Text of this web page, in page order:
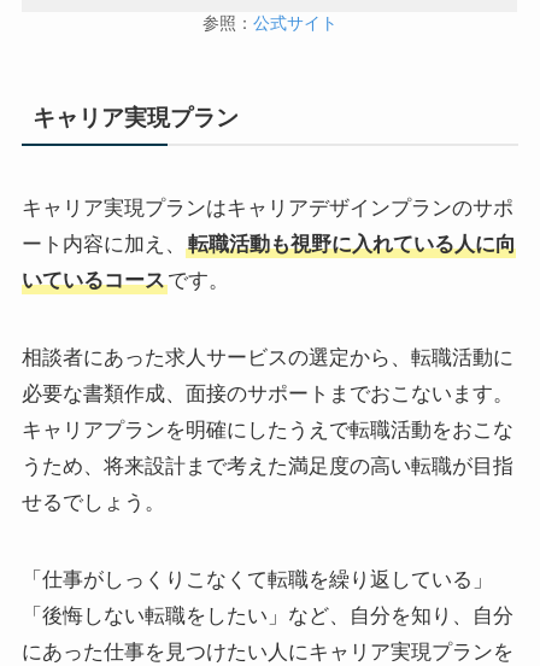
参照： 公式サイト
キャリア実現プラン
キャリア実現プランはキャリアデザインプランのサポ
ート内容に加え、
転職活動も視野に入れている人に向
いているコースです。
相談者にあった求人サービスの選定から、転職活動に
必要な書類作成、面接のサポートまでおこないます。
キャリアプランを明確にしたうえで転職活動をおこな
うため、将来設計まで考えた満足度の高い転職が目指
せるでしょう。
「仕事がしっくりこなくて転職を繰り返している」
「後悔しない転職をしたい」など、自分を知り、自分
にあった仕事を見つけたい人にキャリア実現プランを